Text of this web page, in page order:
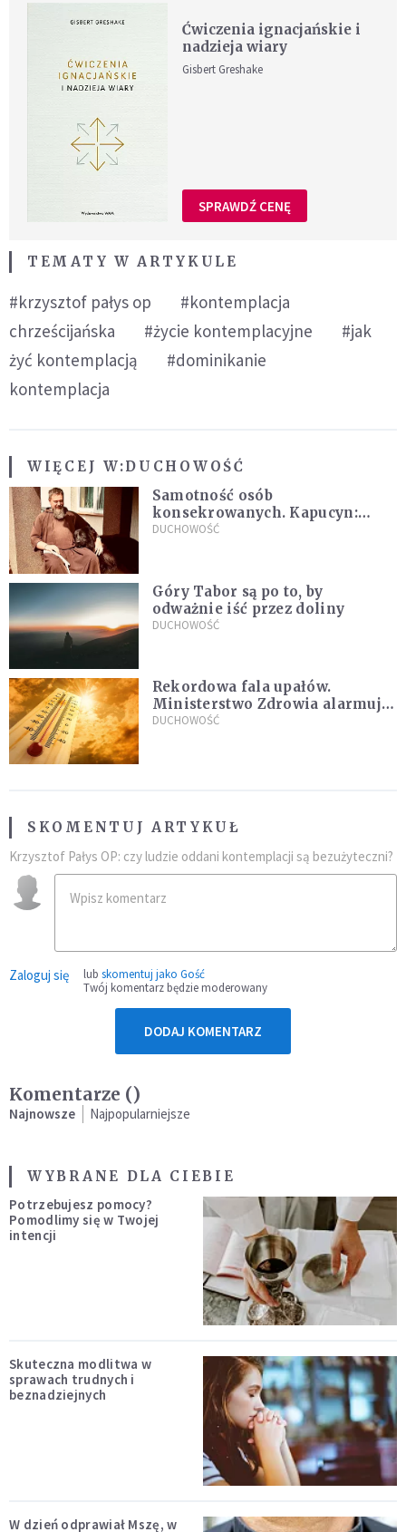
Ćwiczenia ignacjańskie i
nadzieja wiary
Gisbert Greshake
SPRAWDŹ CENĘ
TEMATY W ARTYKULE
#krzysztof pałys op
#kontemplacja
chrześcijańska
#życie kontemplacyjne
#jak
żyć kontemplacją
#dominikanie
kontemplacja
WIĘCEJ W:DUCHOWOŚĆ
Samotność osób
konsekrowanych. Kapucyn:
Życie w pojedynkę rzadko jest
DUCHOWOŚĆ
Góry Tabor są po to, by
odważnie iść przez doliny
DUCHOWOŚĆ
Rekordowa fala upałów.
Ministerstwo Zdrowia alarmuje
po doświadczeniach z czerwca
DUCHOWOŚĆ
SKOMENTUJ ARTYKUŁ
Krzysztof Pałys OP: czy ludzie oddani kontemplacji są bezużyteczni?
Zaloguj się lub skomentuj jako Gość
Twój komentarz będzie moderowany
DODAJ KOMENTARZ
Komentarze ()
Najnowsze Najpopularniejsze
WYBRANE DLA CIEBIE
Potrzebujesz pomocy?
Pomodlimy się w Twojej
intencji
Skuteczna modlitwa w
sprawach trudnych i
beznadziejnych
W dzień odprawiał Mszę, w